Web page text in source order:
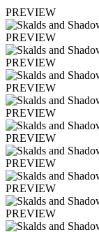
PREVIEW
PREVIEW
PREVIEW
PREVIEW
PREVIEW
PREVIEW
PREVIEW
PREVIEW
PREVIEW